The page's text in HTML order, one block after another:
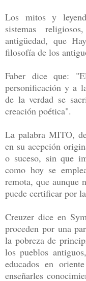
Los mitos y
sistemas
antigüedad, que
filosofía de los
Faber dice que:
personificación y a
de la verdad se
creación poética".
La palabra MITO,
en su acepción
o suceso, sin que
como hoy se
remota, que aunque
puede certificar por
Creuzer dice en
proceden por una
la pobreza de
los pueblos
educados en
enseñarles